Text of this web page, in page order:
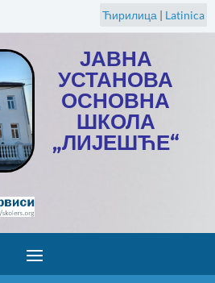
Ћирилица | Latinica
ЈАВНА
УСТАНОВА
ОСНОВНА
ШКОЛА
„ЛИЈЕШЋЕ“